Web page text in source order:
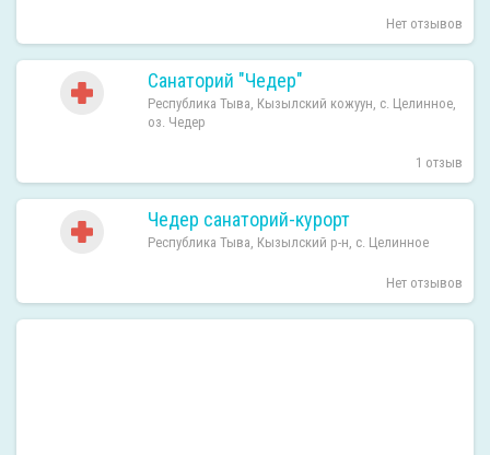
Нет отзывов
Санаторий "Чедер"
Республика Тыва, Кызылский кожуун, с. Целинное,
оз. Чедер
1 отзыв
Чедер санаторий-курорт
Республика Тыва, Кызылский р-н, с. Целинное
Нет отзывов